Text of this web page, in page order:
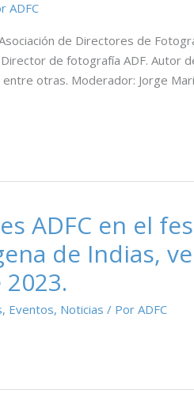
ADFC
de Directores de
Director de fotografía ADF. Autor
otras. Moderador: Jorge
ADFC en el
de Indias,
, Eventos, Noticias / Por ADFC